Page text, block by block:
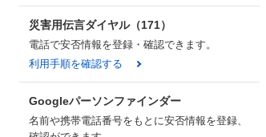
災害用伝言ダイヤル（171）
電話で安否情報を登録・確認できます。
利用手順を確認する
Googleパーソンファインダー
名前や携帯電話番号をもとに安否情報を登録、